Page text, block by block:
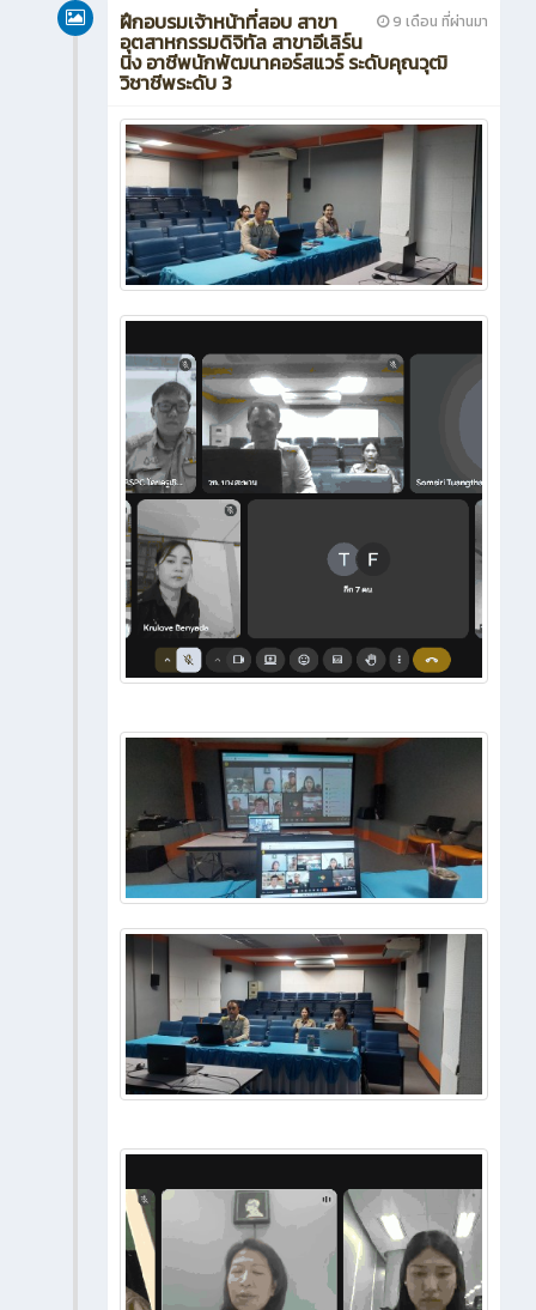
9 เดือน ที่ผ่านมา
ฝึกอบรมเจ้าหน้าที่สอบ สาขา
อุตสาหกรรมดิจิทัล สาขาอีเลิร์น
นิง อาชีพนักพัฒนาคอร์สแวร์ ระดับคุณวุฒิ
วิชาชีพระดับ 3